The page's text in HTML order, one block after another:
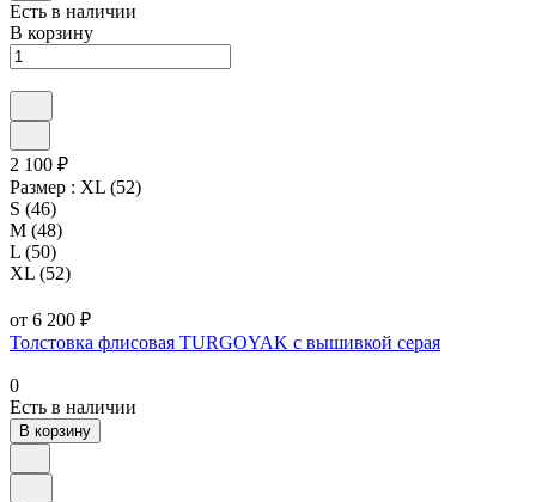
Есть в наличии
В корзину
2 100 ₽
Размер : XL (52)
S (46)
M (48)
L (50)
XL (52)
от 6 200 ₽
Толстовка флисовая TURGOYAK с вышивкой серая
0
Есть в наличии
В корзину